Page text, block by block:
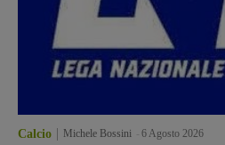
Calcio Michele Bossini 6 Agosto 2026